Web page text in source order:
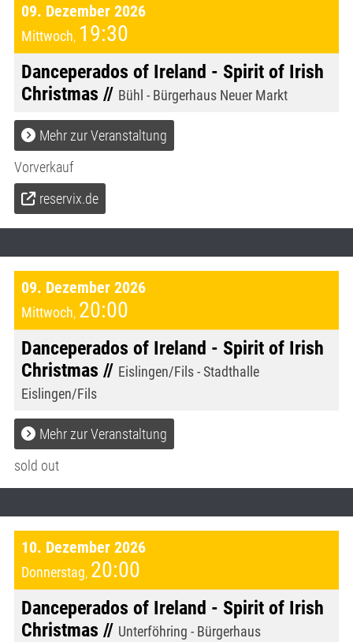
09. Dezember 2026
Mittwoch, 19:30
Danceperados of Ireland - Spirit of Irish
Christmas // Bühl - Bürgerhaus Neuer Markt
Mehr zur Veranstaltung
Vorverkauf
reservix.de
09. Dezember 2026
Mittwoch, 20:00
Danceperados of Ireland - Spirit of Irish
Christmas // Eislingen/Fils - Stadthalle
Eislingen/Fils
Mehr zur Veranstaltung
sold out
10. Dezember 2026
Donnerstag, 20:00
Danceperados of Ireland - Spirit of Irish
Christmas // Unterföhring - Bürgerhaus